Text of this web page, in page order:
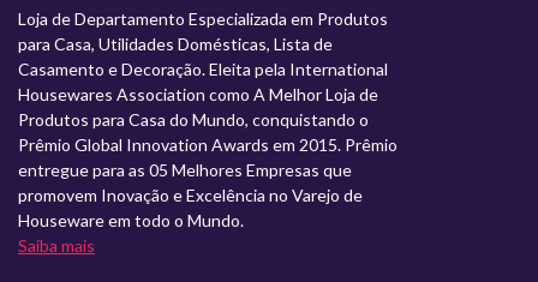
Loja de Departamento Especializada em Produtos
para Casa, Utilidades Domésticas, Lista de
Casamento e Decoração. Eleita pela International
Housewares Association como A Melhor Loja de
Produtos para Casa do Mundo, conquistando o
Prêmio Global Innovation Awards em 2015. Prêmio
entregue para as 05 Melhores Empresas que
promovem Inovação e Excelência no Varejo de
Houseware em todo o Mundo.
Saiba mais